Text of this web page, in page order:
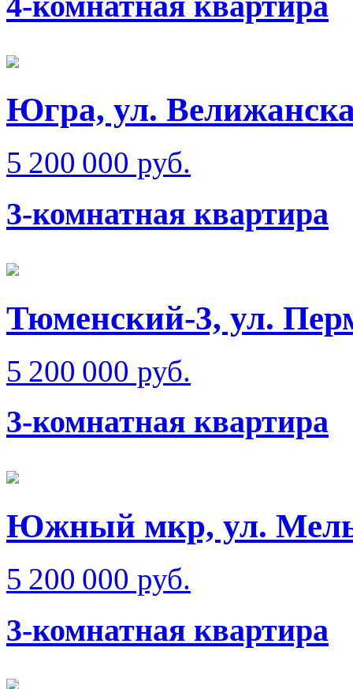
Югра, ул.
5 200 000 руб.
3-комнатная квартира
Тюменский-3, ул.
5 200 000 руб.
3-комнатная квартира
Южный мкр, ул.
5 200 000 руб.
3-комнатная квартира